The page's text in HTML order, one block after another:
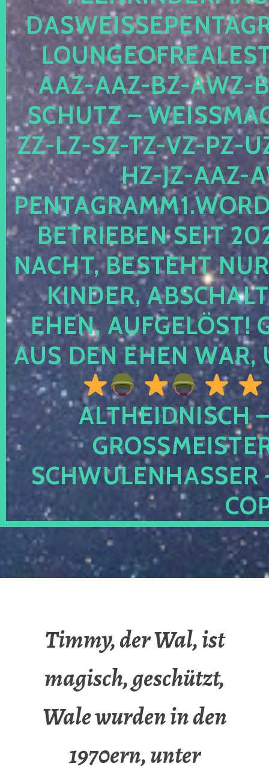
AZ-AAZ-BZ-AWZ-
CHUTZ –
-LZ-SZ-TZ-VZ-PZ-UZ-
-JZ-AAZ-
TRIEBEN SEIT 2024
CHT, BESTEHT NUR
NDER,
EN, AUFGELÖST!
S DEN EHEN WAR,
ALTHEIDNISCH
CHWULENHASSER
Timmy, der Wal, ist
magisch, geschützt,
Wale wurden in den
1970ern, unter